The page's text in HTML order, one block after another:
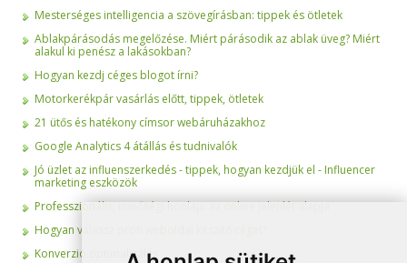
Mesterséges intelligencia a szövegírásban: tippek és ötletek
Ablakpárásodás megelőzése. Miért párásodik az ablak üveg? Miért
alakul ki penész a lakásokban?
Hogyan kezdj céges blogot írni?
Motorkerékpár vasárlás előtt, tippek, ötletek
21 ütős és hatékony címsor webáruházakhoz
Google Analytics 4 átállás és tudnivalók
Jó üzlet az influenszerkedés - tippek, hogyan kezdjük el - Influencer
marketing eszközök
Professzionális, minőségi honlap: az online jelenlét alapja
Hogyan válassz profi weboldal készítő céget?
Konverzió optimalizálás